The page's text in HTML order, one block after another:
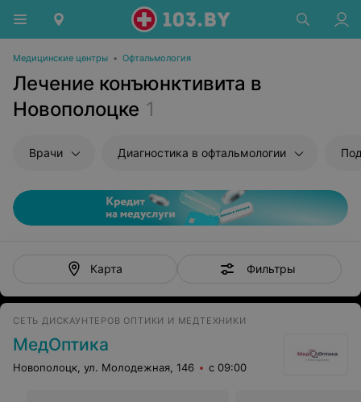
Медицинские центры • Офтальмология
Лечение конъюнктивита в
Новополоцке 1
Врачи Диагностика в офтальмологии
Карта Фильтры
СЕТЬ ДИСКАУНТЕРОВ ОПТИКИ И МЕДТЕХНИКИ
МедОптика
Новополоцк, ул. Молодежная, 146 с 09:00